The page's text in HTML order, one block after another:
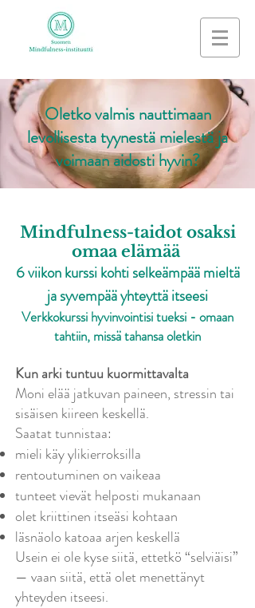
Oletko valmis nauttimaan
levollisesta tyynestä mielestä ja
voimaan aidosti hyvin?
Mindfulness-taidot osaksi
omaa elämää
6 viikon kurssi kohti selkeämpää mieltä
ja syvempää yhteyttä itseesi
Verkkokurssi hyvinvointisi tueksi - omaan
tahtiin, missä tahansa oletkin
Kun arki tuntuu kuormittavalta
Moni elää jatkuvan paineen, stressin tai
sisäisen kiireen keskellä.
Saatat tunnistaa:
mieli käy ylikierroksilla
rentoutuminen on vaikeaa
tunteet vievät helposti mukanaan
olet kriittinen itseäsi kohtaan
läsnäolo katoaa arjen keskellä
Usein ei ole kyse siitä, ettetkö “selviäisi”
— vaan siitä, että olet menettänyt
yhteyden itseesi.